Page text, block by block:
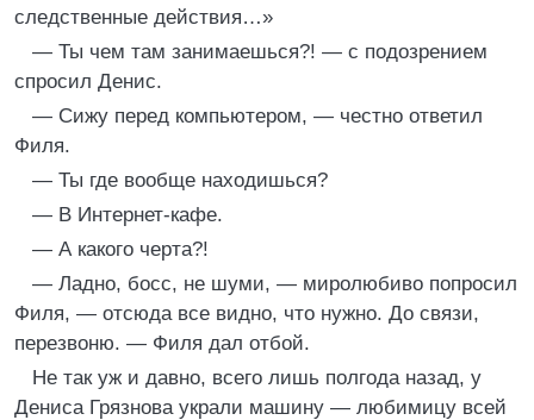
следственные действия…»
— Ты чем там занимаешься?! — с подозрением
спросил Денис.
— Сижу перед компьютером, — честно ответил
Филя.
— Ты где вообще находишься?
— В Интернет-кафе.
— А какого черта?!
— Ладно, босс, не шуми, — миролюбиво попросил
Филя, — отсюда все видно, что нужно. До связи,
перезвоню. — Филя дал отбой.
Не так уж и давно, всего лишь полгода назад, у
Дениса Грязнова украли машину — любимицу всей